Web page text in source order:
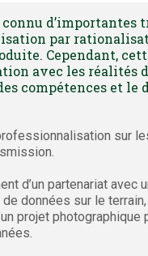
d’importantes
par
Cependant,
avec les réalités
compétences et le
sur
d’un partenariat avec
données sur le terrain,
projet